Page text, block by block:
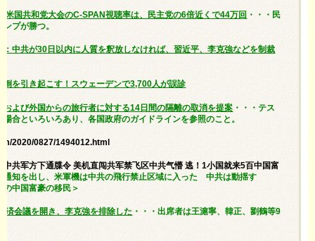
米国共和党大会のC-SPAN視聴率は、民主党の6倍近くで44万回 ・・・民
プが勝つ。
：中共が30日以内に人質を釈放しなければ、習近平、李克強などを制裁
倒を引き起こす！スウェーデンで3,700人が誤診
および外国からの旅行者に対する14日間の隔離の取消を提案 ・・・テス
合といろいろあり、各国政府のガイドラインを参照のこと。
2020/0827/1494012.html
共军方下通牒令 美机直闯共军禁飞区中共气懵 逃！1小国就来5百中国富
通知を出し、米軍機は中共の飛行禁止区域に入った 中共は動揺す
中国富豪の移民＞
済会議を開き、李克強を排除した ・・・出席者は王滬寧、韓正、劉鶴等9